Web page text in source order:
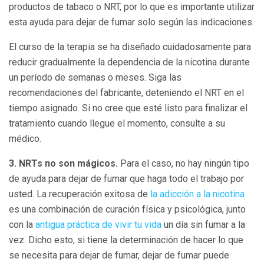
productos de tabaco o NRT, por lo que es importante utilizar
esta ayuda para dejar de fumar solo según las indicaciones.
El curso de la terapia se ha diseñado cuidadosamente para
reducir gradualmente la dependencia de la nicotina durante
un período de semanas o meses. Siga las
recomendaciones del fabricante, deteniendo el NRT en el
tiempo asignado. Si no cree que esté listo para finalizar el
tratamiento cuando llegue el momento, consulte a su
médico.
3. NRTs no son mágicos. Para el caso, no hay ningún tipo
de ayuda para dejar de fumar que haga todo el trabajo por
usted. La recuperación exitosa de la adicción a la nicotina
es una combinación de curación física y psicológica, junto
con la antigua práctica de vivir tu vida un día sin fumar a la
vez. Dicho esto, si tiene la determinación de hacer lo que
se necesita para dejar de fumar, dejar de fumar puede